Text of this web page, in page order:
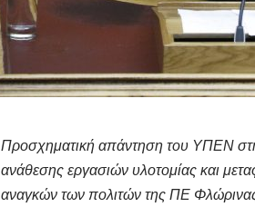
Προσχηματική απάντηση του ΥΠΕΝ
ανάθεσης εργασιών υλοτομίας και
αναγκών των πολιτών της ΠΕ